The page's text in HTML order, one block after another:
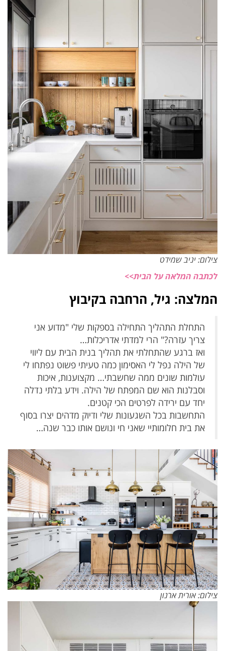
צילום: יניב שמידט
לכתבה המלאה על הבית>>
המלצה: גיל, הרחבה בקיבוץ
התחלת התהליך התחילה בספקות שלי "מדוע אני
צריך עזרה?" הרי למדתי אדריכלות…
ואז ברגע שהתחלתי את תהליך בנית הבית עם ליווי
של הילה נפל לי האסימון כמה טעיתי פשוט נפתחו לי
עולמות שונים ממה שחשבתי… מקצוענות, איכות
וסבלנות הוא שם המפתח של הילה. וידע בלתי נדלה
יחד עם ירידה לפרטים הכי קטנים.
התחשבות בכל השגעונות שלי ודיוק מדהים יצרו בסוף
את בית חלומותיי שאני חי ונושם אותו כבר שנה…
צילום: אורית ארנון